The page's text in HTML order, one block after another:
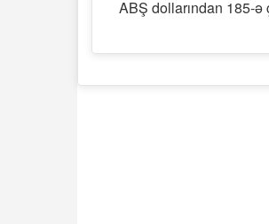
ABŞ dollarından 185-ə